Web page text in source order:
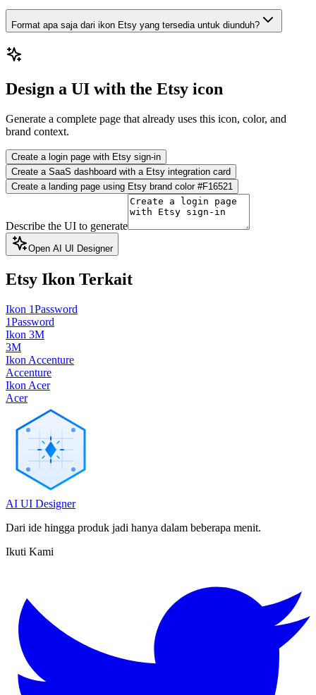
Format apa saja dari ikon Etsy yang tersedia untuk diunduh?
Design a UI with the Etsy icon
Generate a complete page that already uses this icon, color, and
brand context.
Create a login page with Etsy sign-in
Create a SaaS dashboard with a Etsy integration card
Create a landing page using Etsy brand color #F16521
Describe the UI to generate
Open AI UI Designer
Etsy Ikon Terkait
Ikon 1Password
1Password
Ikon 3M
3M
Ikon Accenture
Accenture
Ikon Acer
Acer
AI UI Designer
Dari ide hingga produk jadi hanya dalam beberapa menit.
Ikuti Kami